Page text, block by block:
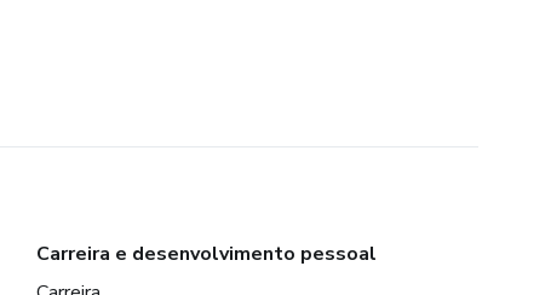
Carreira e desenvolvimento pessoal